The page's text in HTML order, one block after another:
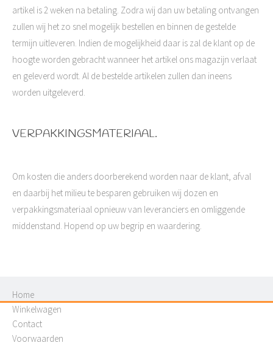
artikel is 2 weken na betaling. Zodra wij dan uw betaling ontvangen
zullen wij het zo snel mogelijk bestellen en binnen de gestelde
termijn uitleveren. Indien de mogelijkheid daar is zal de klant op de
hoogte worden gebracht wanneer het artikel ons magazijn verlaat
en geleverd wordt. Al de bestelde artikelen zullen dan ineens
worden uitgeleverd.
VERPAKKINGSMATERIAAL.
Om kosten die anders doorberekend worden naar de klant, afval
en daarbij het milieu te besparen gebruiken wij dozen en
verpakkingsmateriaal opnieuw van leveranciers en omliggende
middenstand. Hopend op uw begrip en waardering.
Home
Winkelwagen
Contact
Voorwaarden